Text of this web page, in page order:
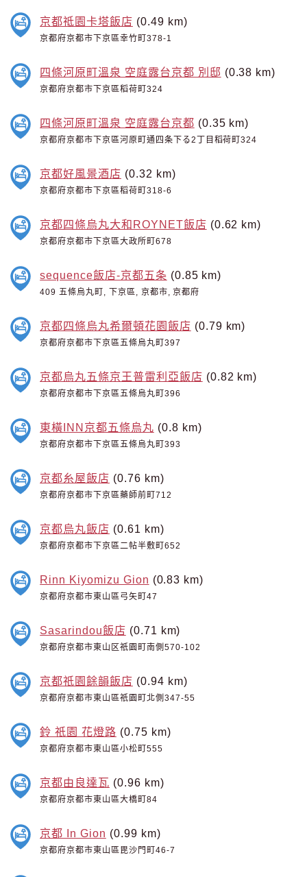
京都祗園卡塔飯店 (0.49 km)
京都府京都市下京區幸竹町378-1
四條河原町溫泉 空庭露台京都 別邸 (0.38 km)
京都府京都市下京區稻荷町324
四條河原町溫泉 空庭露台京都 (0.35 km)
京都府京都市下京區河原町通四条下る2丁目稻荷町324
京都好風景酒店 (0.32 km)
京都府京都市下京區稻荷町318-6
京都四條烏丸大和ROYNET飯店 (0.62 km)
京都府京都市下京區大政所町678
sequence飯店-京都五条 (0.85 km)
409 五條烏丸町, 下京區, 京都市, 京都府
京都四條烏丸希爾頓花園飯店 (0.79 km)
京都府京都市下京區五條烏丸町397
京都烏丸五條京王普雷利亞飯店 (0.82 km)
京都府京都市下京區五條烏丸町396
東橫INN京都五條烏丸 (0.8 km)
京都府京都市下京區五條烏丸町393
京都糸屋飯店 (0.76 km)
京都府京都市下京區藥師前町712
京都烏丸飯店 (0.61 km)
京都府京都市下京區二帖半敷町652
Rinn Kiyomizu Gion (0.83 km)
京都府京都市東山區弓矢町47
Sasarindou飯店 (0.71 km)
京都府京都市東山区祇園町南側570-102
京都祇園餘韻飯店 (0.94 km)
京都府京都市東山區祇園町北側347-55
鈴 祇園 花燈路 (0.75 km)
京都府京都市東山區小松町555
京都由良達瓦 (0.96 km)
京都府京都市東山區大橋町84
京都 In Gion (0.99 km)
京都府京都市東山區毘沙門町46-7